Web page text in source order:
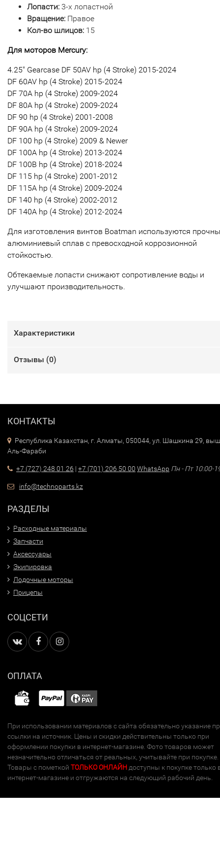
Лопасти: 3-х лопастной
Вращение: Правое
Кол-во шлицов: 15
Для моторов Mercury:
4.25" Gearcase DF 50AV hp (4 Stroke) 2015-2024
DF 60AV hp (4 Stroke) 2015-2024
DF 70A hp (4 Stroke) 2009-2024
DF 80A hp (4 Stroke) 2009-2024
DF 90 hp (4 Stroke) 2001-2008
DF 90A hp (4 Stroke) 2009-2024
DF 100 hp (4 Stroke) 2009 & Newer
DF 100A hp (4 Stroke) 2013-2024
DF 100B hp (4 Stroke) 2018-2024
DF 115 hp (4 Stroke) 2001-2012
DF 115A hp (4 Stroke) 2009-2024
DF 140 hp (4 Stroke) 2002-2012
DF 140A hp (4 Stroke) 2012-2024
Для изготовления винтов Boatman используются
алюминиевый сплав с превосходной коррозионной
стойкостью.
Обтекаемые лопасти снижают сопротивление воды и
улучшают производительность.
Характеристики
Отзывы (0)
КОНТАКТЫ
Республика Казахстан, г. Алматы, 050044, ул. Шашкина 29,
Аль-Фараби
+7 (727) 248 01 26 | +7 (701) 206 50 00 WhatsApp Пн - Пт 10:00-
info@technoparts.kz
РАЗДЕЛЫ
Расходные материалы
Запчасти
Аксессуары
Экипировка
Лодочные моторы
Прицепы
СОЦСЕТИ
ОПЛАТА
При использовании материалов с сайта обязательно указание
ссылки на источник. Цены и скидки действительны только при
оформлении покупки в интернет-магазине. Фото товаров может
незначительно отличаться от реальных, учитывайте при покупке.
Товары с пометкой ТОЛЬКО ОНЛАЙН доступны к покупке только
интернет-магазине и отгружаются на следующий рабочий день.